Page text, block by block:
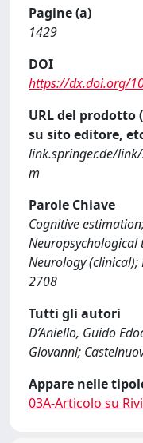
Pagine (a)
1429
DOI
https://dx.doi.org/
URL del prodotto
su sito editore,
link.springer.de/
m
Parole Chiave
Cognitive
Neuropsychological
Neurology (clinical);
2708
Tutti gli autori
D’Aniello, Guido
Giovanni;
Appare nelle
03A-Articolo su